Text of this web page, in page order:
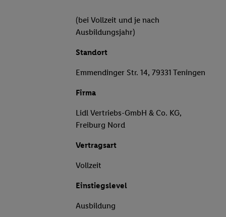
(bei Vollzeit und je nach
Ausbildungsjahr)
Standort
Emmendinger Str. 14, 79331 Teningen
Firma
Lidl Vertriebs-GmbH & Co. KG,
Freiburg Nord
Vertragsart
Vollzeit
Einstiegslevel
Ausbildung